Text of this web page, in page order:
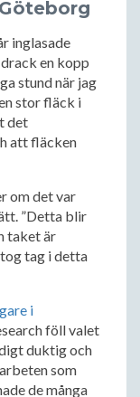
inglasade
en kopp
stund när jag
stor fläck i
det
att fläcken
om det var
”Detta blir
taket är
tag i detta
i
föll valet
duktig och
som
de många